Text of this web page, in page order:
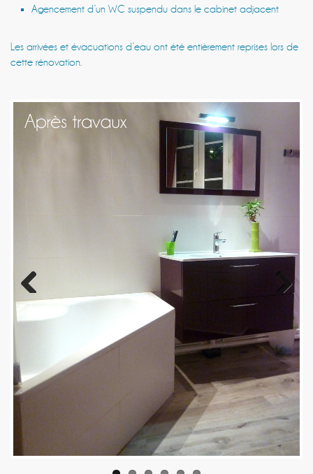
Agencement d’un WC suspendu dans le cabinet adjacent
Les arrivées et évacuations d’eau ont été entièrement reprises lors de
cette rénovation.